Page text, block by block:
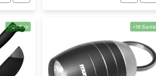
+131 бал +18 балів